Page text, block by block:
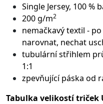
Single Jersey, 100 %
200 g/m2
nemačkavý textil -
narovnat, nechat
tubulární střihlem
1:1
zpevňující páska od
Tabulka velikostí triček